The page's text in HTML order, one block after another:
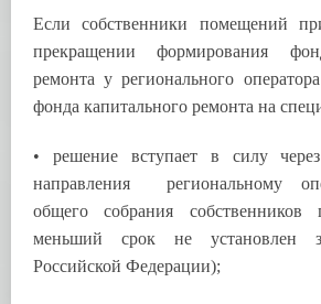
Если собственники помещений
прекращении формирования
ремонта у регионального
фонда капитального ремонта на
• решение вступает в силу
направления региональному
общего собрания собственников
меньший срок не установлен
Российской Федерации);